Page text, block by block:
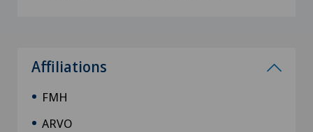
Affiliations
FMH
ARVO